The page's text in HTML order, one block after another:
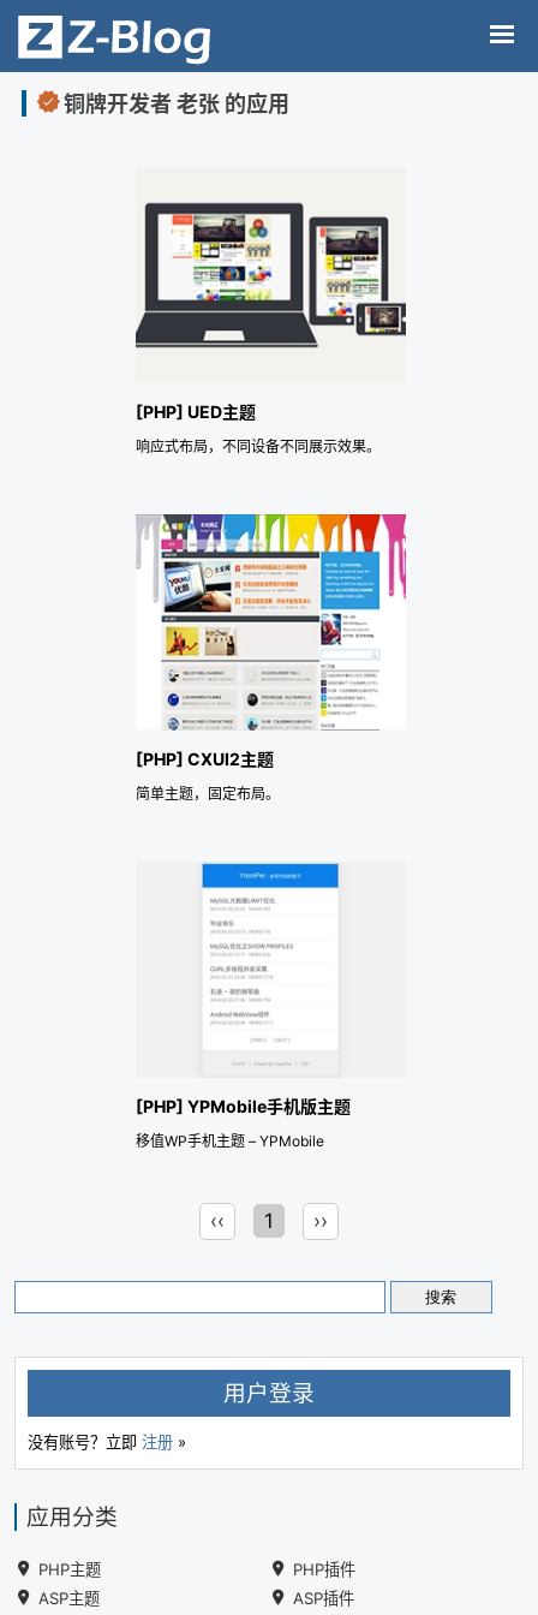
铜牌开发者 老张 的应用
[PHP] UED主题
响应式布局，不同设备不同展示效果。
[PHP] CXUI2主题
简单主题，固定布局。
[PHP] YPMobile手机版主题
移值WP手机主题 – YPMobile
‹‹ 1 ››
用户登录
没有账号？立即 注册 »
应用分类
PHP主题
PHP插件
ASP主题
ASP插件